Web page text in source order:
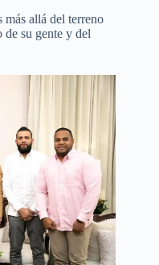
allá del terreno
de su gente y del